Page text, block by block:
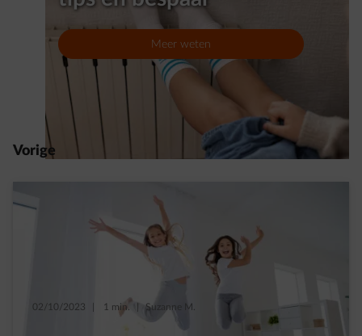
Meer weten
Vorige
02/10/2023 1 min. Suzanne M.
Energie besparen in je slaapkamer? Dat kan!